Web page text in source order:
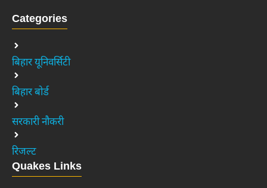
Categories
बिहार यूनिवर्सिटी
बिहार बोर्ड
सरकारी नौकरी
रिजल्ट
Quakes Links